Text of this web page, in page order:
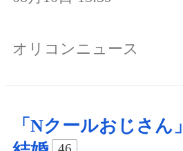
オリコンニュース
「Nクールおじさん